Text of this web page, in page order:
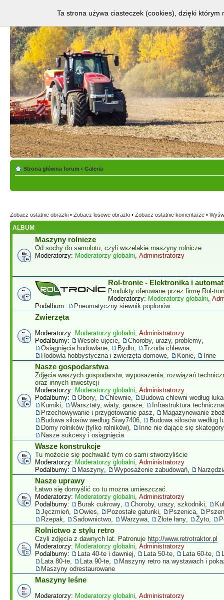
Strona główna forum ‹ Galeria
Zobacz ostatnie obrazki • Zobacz losowe obrazki • Zobacz ostatnie komentarze •
ALBUM
Maszyny rolnicze
Od sochy do samolotu, czyli wszelakie maszyny rolnicze
Moderatorzy: Moderatorzy globalni Administratorzy
Rol-tronic - Elektronika i
Produkty oferowane przez firmę Rol-
Moderatorzy: Moderatorzy globalni
Podalbum:
Pneumatyczny siewnik poplonów
Zwierzęta
Moderatorzy: Moderatorzy globalni Administratorzy
Podalbumy:
Wesołe ujęcie Choroby, urazy, problemy
Osiągnięcia hodowlane
Bydło Trzoda chlewna
Hodowla hobbystyczna i zwierzęta domowe
Konie Inne
Nasze gospodarstwa
Zdjęcia waszych gospodarstw, wyposażenia, rozwiązań
oraz innych inwestycji
Moderatorzy: Moderatorzy globalni Administratorzy
Podalbumy:
Obory Chlewnie
Budowa chlewni według
Kurniki
Warsztaty, wiaty, garaże
Infrastruktura techniczna
Przechowywanie i przygotowanie pasz
Magazynowanie
Budowa silosów według Siwy7406
Budowa silosów według
Domy rolników (tylko rolników)
Inne nie dające się
Nasze sukcesy i osiągnięcia
Wasze konstrukcje
Tu możecie się pochwalić tym co sami stworzyliście
Moderatorzy: Moderatorzy globalni Administratorzy
Podalbumy:
Maszyny Wyposażenie zabudowań
Nasze uprawy
Łatwo się domyślić co tu można umieszczać.
Moderatorzy: Moderatorzy globalni Administratorzy
Podalbumy:
Burak cukrowy Choroby, urazy, szkodniki
Jęczmień
Owies Pozostałe gatunki Pszenica
Rzepak
Sadownictwo Warzywa Złote łany Żyto
Rolnictwo z stylu retro
Czyli zdjęcia z dawnych lat. Patronuje http://www.retrotraktor.pl
Moderatorzy: Moderatorzy globalni Administratorzy
Podalbumy:
Lata 40-te i dawniej Lata 50-te Lata 60-te
Lata 80-te
Lata 90-te
Maszyny retro na wystawach i
Maszyny odrestaurowane
Maszyny leśne
Moderatorzy: Moderatorzy globalni Administratorzy
Ta strona używa ciasteczek (cookies), dzięki którym